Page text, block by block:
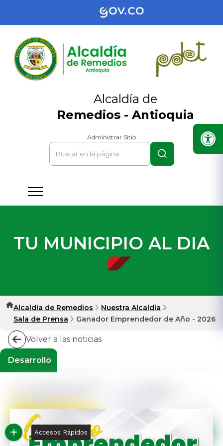
Alcaldía de
Remedios - Antioquia
Administrar Sitio
TU MUNICIPIO AL DIA
Alcaldía de Remedios
Nuestra Alcaldía
Sala de Prensa
Ganador Emprendedor de Año - 2026
Volver a las noticias
Desarrollo
Accesos Rápidos